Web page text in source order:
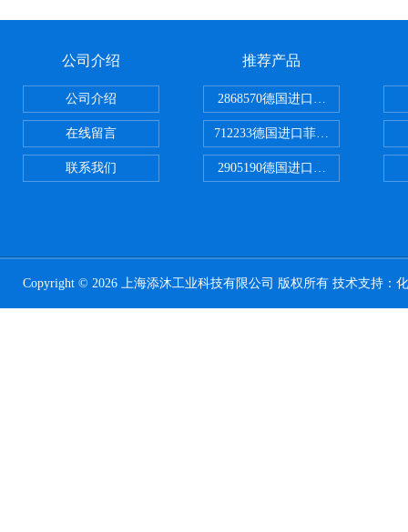
公司介绍
公司介绍
在线留言
联系我们
推荐产品
2868570德国进口菲尼克斯电源
712233德国进口菲尼克斯断路器
2905190德国进口菲尼克斯继电器
Copyright © 2026 上海添沐工业科技有限公司 版权所有 技术支持：